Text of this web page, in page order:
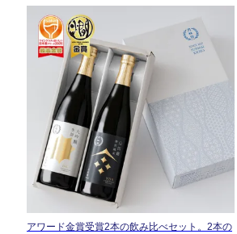
アワード金賞受賞2本の飲み比べセット。2本の